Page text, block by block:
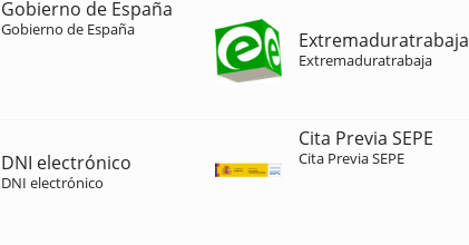
Gobierno de España
Gobierno de España Extremaduratrabaja
Extremaduratrabaja
DNI electrónico
DNI electrónico
Cita Previa SEPE
Cita Previa SEPE